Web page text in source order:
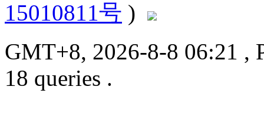
15010811号 )
GMT+8, 2026-8-8 06:21 ,
18 queries .